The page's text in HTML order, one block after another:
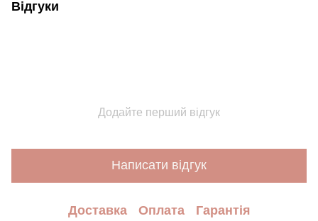
Відгуки
Додайте перший відгук
Написати відгук
Доставка Оплата Гарантія